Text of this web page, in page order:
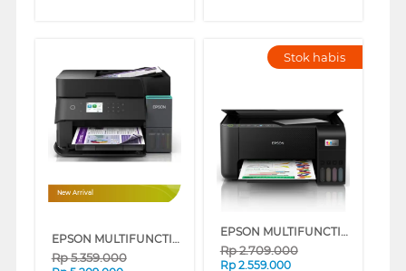
New Arrival
EPSON MULTIFUNCTION INK TANK PRINTER WITH ADF L6370
Rp5.359.000
Stok habis
EPSON MULTIFUNCTION INK TANK PRINTER ECOTANK L3251
Rp2.709.000
Rp 2.559.000